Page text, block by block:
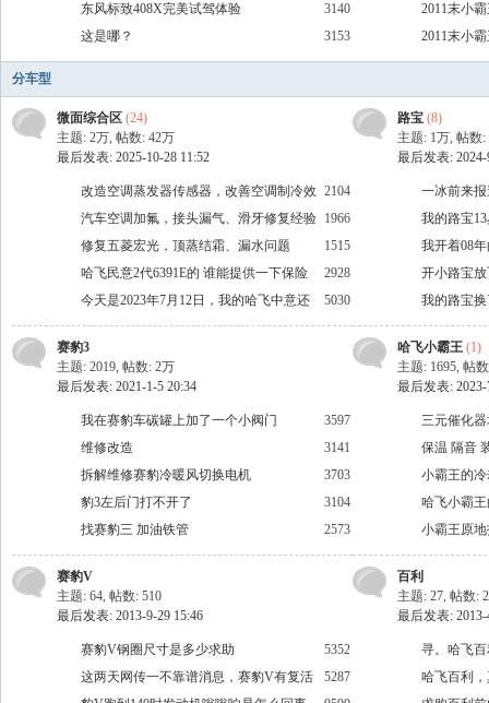
期待
3140
东风标致408X完美试驾体验
3153
这是哪？
2011末小
机型号
2011末小
机型号
分车型
微面综合区 (24)
主题: 2万, 帖数: 42万
最后发表: 2025-10-28 11:52
2104
改造空调蒸发器传感器，改善空调制冷效
果
1966
汽车空调加氟，接头漏气、滑牙修复经验
分享
1515
修复五菱宏光，顶蒸结霜、漏水问题
2928
哈飞民意2代6391E的 谁能提供一下保险
丝盒照片 谢谢
5030
今天是2023年7月12日，我的哈飞中意还
在路上跑长途自驾游。
路宝 (8)
主题: 1万, 帖数:
最后发表: 2024-
一冰前来
我的路宝
看。
我开着08
4200公里
开小路宝
我的路宝
赛豹3
主题: 2019, 帖数: 2万
最后发表: 2021-1-5 20:34
3597
我在赛豹车碳罐上加了一个小阀门
3141
维修改造
3703
拆解维修赛豹冷暖风切换电机
3104
豹3左后门打不开了
2573
找赛豹三 加油铁管
哈飞小霸王 (1)
主题: 1695, 帖
最后发表: 2023-
三元催化
保温 隔音
多处实用
小霸王的
哈飞小霸
小霸王原
响了！
赛豹V
主题: 64, 帖数: 510
最后发表: 2013-9-29 15:46
5352
赛豹V钢圈尺寸是多少求助
5287
这两天网传一不靠谱消息，赛豹V有复活
百利
主题: 27, 帖数:
最后发表: 2013-
寻。哈飞
哈飞百利